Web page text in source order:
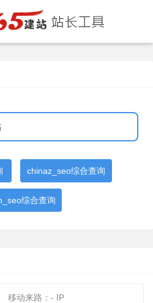
chinaz_seo综合查询
综合查询
移动来路： - IP